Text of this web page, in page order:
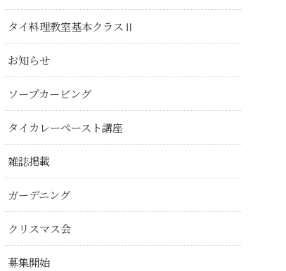
タイ料理教室基本クラスⅡ
お知らせ
ソープカービング
タイカレーペースト講座
雑誌掲載
ガーデニング
クリスマス会
募集開始